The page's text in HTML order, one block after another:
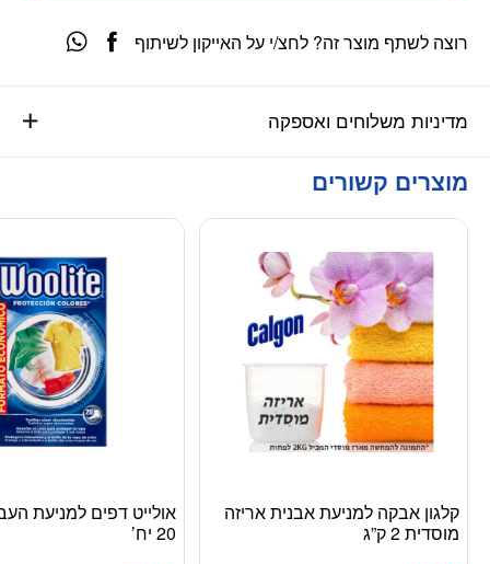
מדיניות משלוחים ואספקה
רוצה לשתף מוצר זה? לחצ/י על האייקון לשיתוף
מוצרים קשורים
קלגון אבקה למניעת אבנית אריזה
מוסדית 2 ק”ג
למוצר
זה
אולייט דפים למניעת
20 יח’